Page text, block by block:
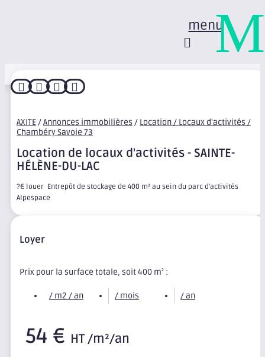
menu
   
AXITE/Annonces immobilières / Location / Locaux d'activités /
Chambéry Savoie 73
Location de locaux d'activités - SAINTE-
HÉLÈNE-DU-LAC
?€ louer  Entrepôt de stockage de 400 m² au sein du parc d'activités
Alpespace
Loyer
Prix pour la surface totale, soit 400 m2 :
/ m2 / an / mois / an
54 € HT /m²/an
M